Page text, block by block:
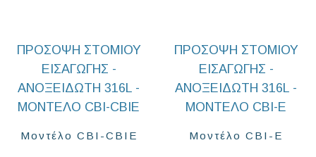
ΠΡΟΣΟΨΗ ΣΤΟΜΙΟΥ
ΕΙΣΑΓΩΓΗΣ -
ΑΝΟΞΕΙΔΩΤΗ 316L -
ΜΟΝΤΕΛΟ CBI-CBIE
Μοντέλο CBI-CBIE
ΠΡΟΣΟΨΗ ΣΤΟΜΙΟΥ
ΕΙΣΑΓΩΓΗΣ -
ΑΝΟΞΕΙΔΩΤΗ 316L -
ΜΟΝΤΕΛΟ CBI-E
Μοντέλο CBI-E